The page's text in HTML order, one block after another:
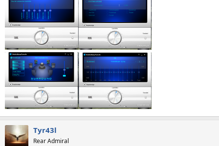
Tyr43l
Rear Admiral